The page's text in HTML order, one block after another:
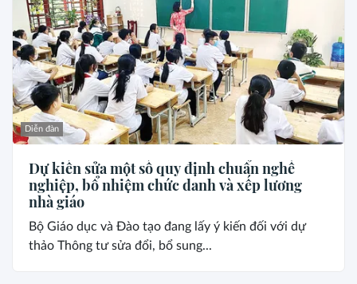
Diễn đàn
Dự kiến sửa một số quy định chuẩn nghề
nghiệp, bổ nhiệm chức danh và xếp lương
nhà giáo
Bộ Giáo dục và Đào tạo đang lấy ý kiến đối với dự
thảo Thông tư sửa đổi, bổ sung...